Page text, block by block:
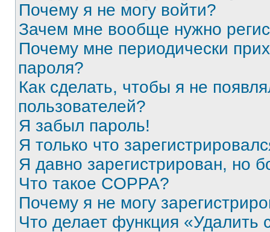
Почему я не могу войти?
Зачем мне вообще нужно
Почему мне периодически
пароля?
Как сделать, чтобы я не
пользователей?
Я забыл пароль!
Я только что
Я давно зарегистрирован, но
Что такое COPPA?
Почему я не могу
Что делает функция «Удалить